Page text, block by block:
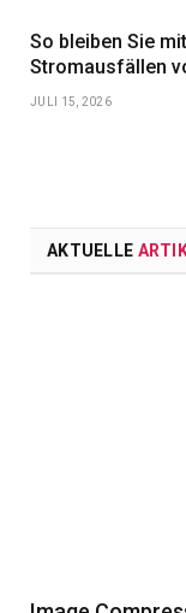
So bleiben Sie
Stromausfällen
JULI 15, 2026
AKTUELLE